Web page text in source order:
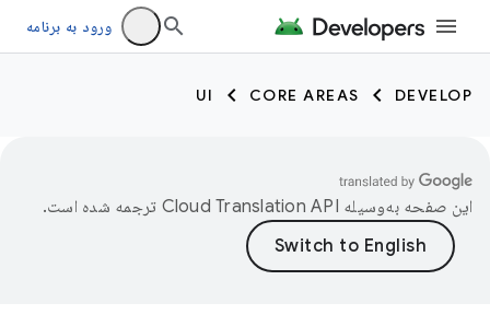
ورود به برنامه
DEVELOP
CORE AREAS
UI
این صفحه به‌وسیله ترجمه شده است.